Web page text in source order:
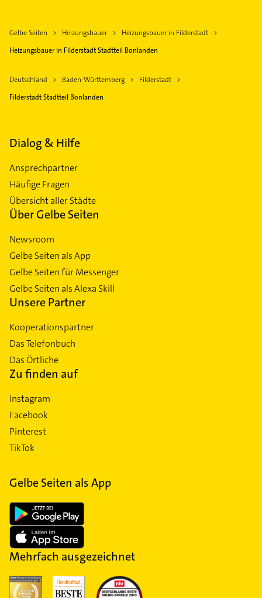
Gelbe Seiten Heizungsbauer
Heizungsbauer in Filderstadt
Heizungsbauer in Filderstadt Stadtteil Bonlanden
Deutschland Baden-Württemberg
Filderstadt
Filderstadt Stadtteil Bonlanden
Dialog & Hilfe
Ansprechpartner
Häufige Fragen
Übersicht aller Städte
Über Gelbe Seiten
Newsroom
Gelbe Seiten als App
Gelbe Seiten für Messenger
Gelbe Seiten als Alexa Skill
Unsere Partner
Kooperationspartner
Das Telefonbuch
Das Örtliche
Zu finden auf
Instagram
Facebook
Pinterest
TikTok
Gelbe Seiten als App
Mehrfach ausgezeichnet